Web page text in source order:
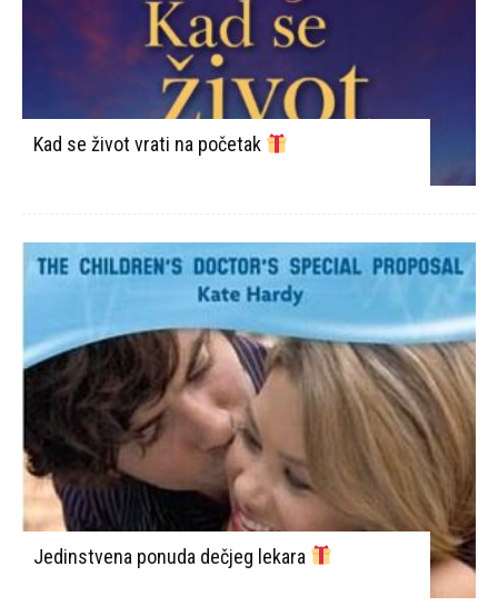
Kad se život vrati na početak
Jedinstvena ponuda dečjeg lekara